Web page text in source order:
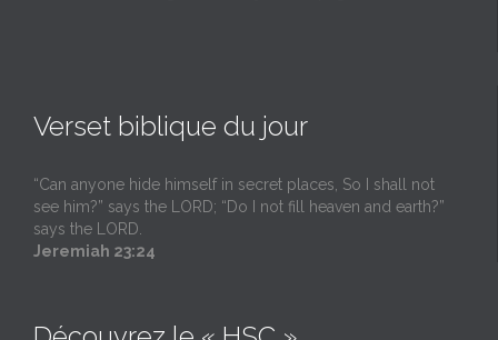
Verset biblique du jour
“Can anyone hide himself in secret places, So I shall not
see him?” says the LORD; “Do I not fill heaven and earth?”
says the LORD.
Jeremiah 23:24